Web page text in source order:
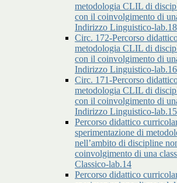
metodologia CLIL di
con il coinvolgimento di
Indirizzo Linguistico-lab.18
Circ. 172-Percorso
metodologia CLIL di
con il coinvolgimento di
Indirizzo Linguistico-lab.16
Circ. 171-Percorso
metodologia CLIL di
con il coinvolgimento di
Indirizzo Linguistico-lab.15
Percorso didattico
sperimentazione di
nell’ambito di discipline
coinvolgimento di una
Classico-lab.14
Percorso didattico